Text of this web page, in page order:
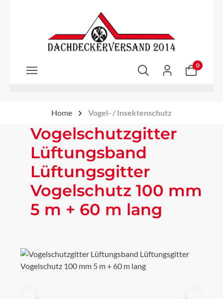
Zum Hauptinhalt springen
0
Home Vogel- / Insektenschutz
Vogelschutzgitter
Lüftungsband
Lüftungsgitter
Vogelschutz 100 mm
5 m + 60 m lang
Bildergalerie überspringen